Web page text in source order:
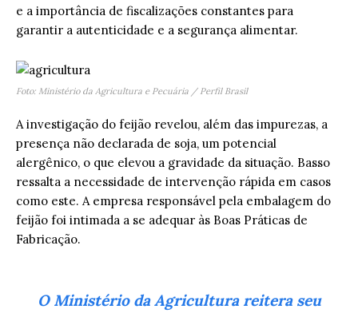
e a importância de fiscalizações constantes para
garantir a autenticidade e a segurança alimentar.
Foto: Ministério da Agricultura e Pecuária / Perfil Brasil
A investigação do feijão revelou, além das impurezas, a
presença não declarada de soja, um potencial
alergênico, o que elevou a gravidade da situação. Basso
ressalta a necessidade de intervenção rápida em casos
como este. A empresa responsável pela embalagem do
feijão foi intimada a se adequar às Boas Práticas de
Fabricação.
O Ministério da Agricultura reitera seu